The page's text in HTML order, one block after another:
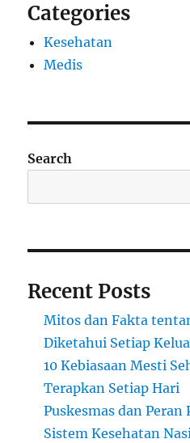
Categories
Kesehatan
Medis
Search
Recent Posts
Mitos dan Fakta
Diketahui Setiap
10 Kebiasaan Mesti
Terapkan Setiap Hari
Puskesmas dan
Sistem Kesehatan